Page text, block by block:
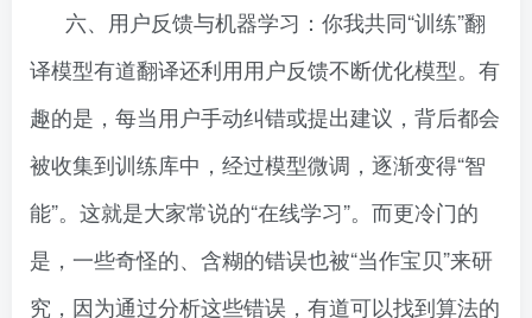
六、用户反馈与机器学习：你我共同“训练”翻
译模型有道翻译还利用用户反馈不断优化模型。有
趣的是，每当用户手动纠错或提出建议，背后都会
被收集到训练库中，经过模型微调，逐渐变得“智
能”。这就是大家常说的“在线学习”。而更冷门的
是，一些奇怪的、含糊的错误也被“当作宝贝”来研
究，因为通过分析这些错误，有道可以找到算法的